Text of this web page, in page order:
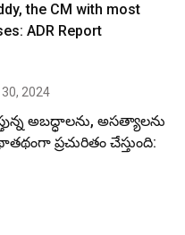
the CM with most
ADR Report
2024
అబద్ధాలను, అసత్యాలను
ప్రచురితం చేస్తుంది: